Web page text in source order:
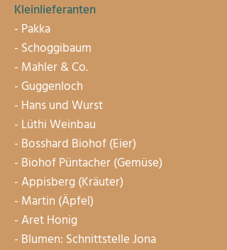
Kleinlieferanten
- Pakka
- Schoggibaum
- Mahler & Co.
- Guggenloch
- Hans und Wurst
- Lüthi Weinbau
- Bosshard Biohof (Eier)
- Biohof Püntacher (Gemüse)
- Appisberg (Kräuter)
- Martin (Äpfel)
- Aret Honig
- Blumen: Schnittstelle Jona